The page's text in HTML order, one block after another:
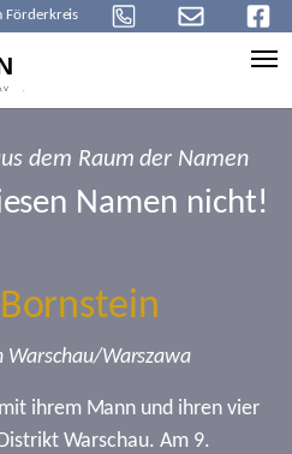
Förderkreis
dem Raum der Namen
Namen nicht!
Warszawa
ihrem Mann und ihren vier
Warschau. Am 9.